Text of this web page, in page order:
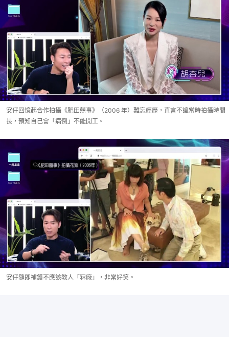
安仔回憶起合作拍攝《肥田囍事》（2006 年）難忘經歷，直言不諱當時拍攝時間
長，預知自己會「病倒」不能開工。
安仔隨即補鑊不應該教人「冧廠」，非常好笑。